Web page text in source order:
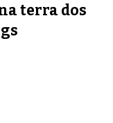
terra dos